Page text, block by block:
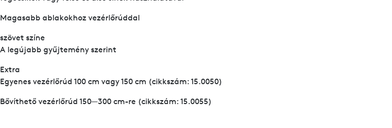
Magasabb ablakokhoz vezérlőrúddal
szövet színe
A legújabb gyűjtemény szerint
Extra
Egyenes vezérlőrúd 100 cm vagy 150 cm (cikkszám: 15.0050)
Bővíthető vezérlőrúd 150—300 cm-re (cikkszám: 15.0055)